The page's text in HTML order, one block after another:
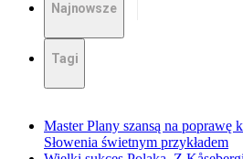
Najnowsze
Tagi
Master Plany szansą na poprawę
Słowenia świetnym przykładem